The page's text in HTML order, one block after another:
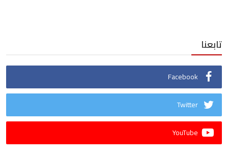
تابعنا
Facebook
Twitter
YouTube